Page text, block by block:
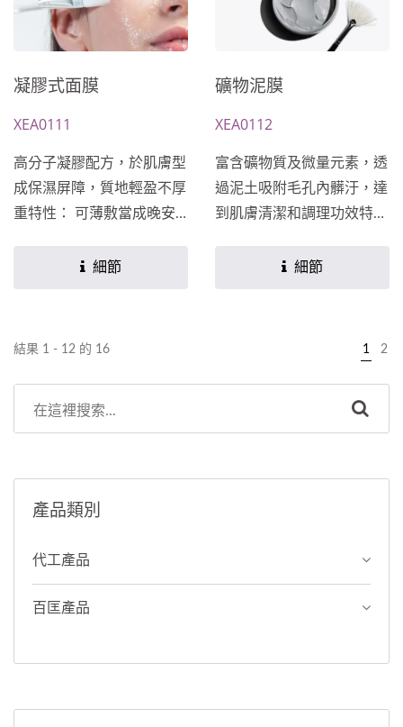
可依客戶需求設計開發專屬
於您的配方★
加壓於PET薄膜及人造絲吸
附精華液內凝聚力將臉部與
膜更服貼於臉部。★主成分
凝膠式面膜
XEA0111
高分子凝膠配方，於肌膚型
成保濕屏障，質地輕盈不厚
重特性： 可薄敷當成晚安
果，甚至可以局部加強使
可依客戶需求設計開發專屬
細節
礦物泥膜
XEA0112
富含礦物質及微量元素，透
過泥土吸附毛孔內髒汙，達
到肌膚清潔和調理功效特
在肌膚表面時，能緊密貼合
中，會逐漸在肌膚形成一層
薄膜，提升肌膚的溫度，讓
污、粉刺和老廢角質，達到
細節
結果 1 - 12 的 16 1 2
產品類別
代工產品
百匡產品